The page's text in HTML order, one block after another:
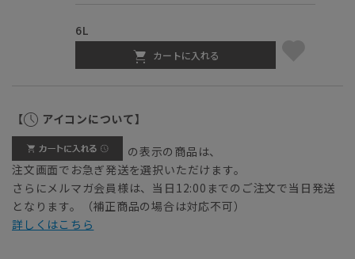
6L
カートに入れる
【 アイコンについて】
の表示の商品は、
注文画面でお急ぎ発送を選択いただけます。
さらにメルマガ会員様は、当日12:00までのご注文で当日発送
となります。（補正商品の場合は対応不可）
詳しくはこちら